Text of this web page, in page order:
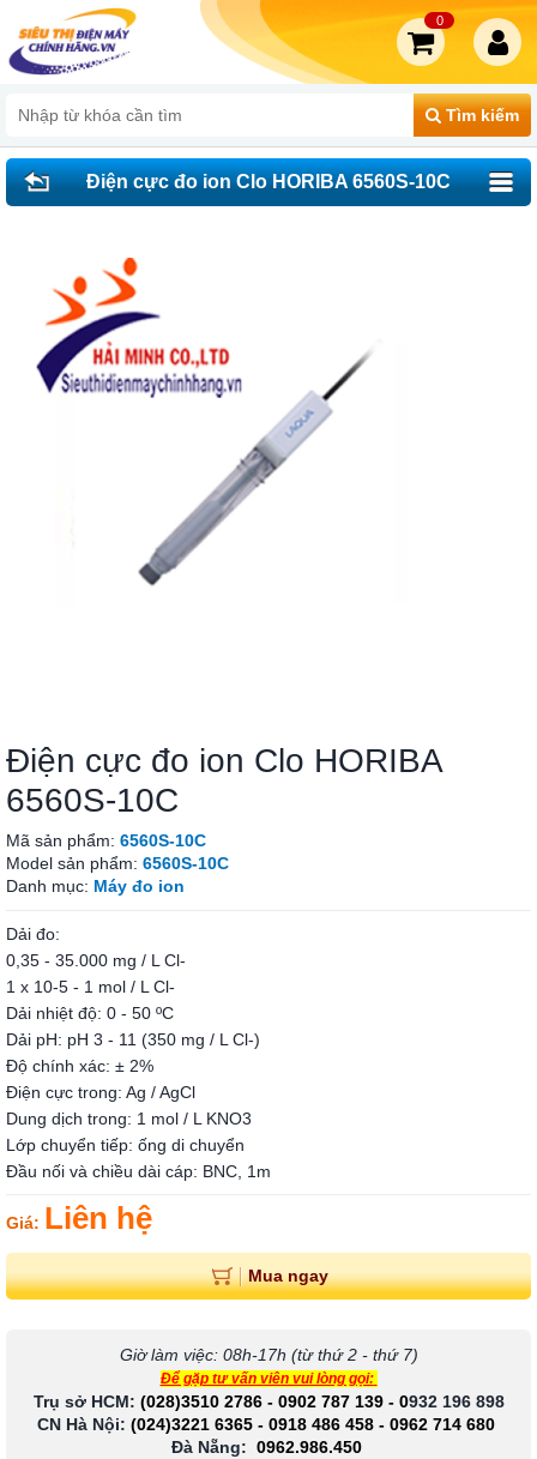
Tìm kiếm
0
Điện cực đo ion Clo HORIBA 6560S-10C
Điện cực đo ion Clo HORIBA
6560S-10C
Mã sản phẩm: 6560S-10C
Model sản phẩm: 6560S-10C
Danh mục: Máy đo ion
Dải đo:
0,35 - 35.000 mg / L Cl-
1 x 10-5 - 1 mol / L Cl-
Dải nhiệt độ: 0 - 50 ºC
Dải pH: pH 3 - 11 (350 mg / L Cl-)
Độ chính xác: ± 2%
Điện cực trong: Ag / AgCl
Dung dịch trong: 1 mol / L KNO3
Lớp chuyển tiếp: ống di chuyển
Đầu nối và chiều dài cáp: BNC, 1m
Giá: Liên hệ
Mua ngay
Giờ làm việc: 08h-17h (từ thứ 2 - thứ 7)
Để gặp tư vấn viên vui lòng gọi:
Trụ sở HCM: (028)3510 2786 - 0902 787 139- 0932 196 898
CN Hà Nội: (024)3221 6365 - 0918 486 458 - 0962 714 680
Đà Nẵng: 0962.986.450